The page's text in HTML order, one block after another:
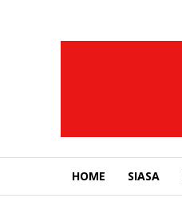
HOME SIASA